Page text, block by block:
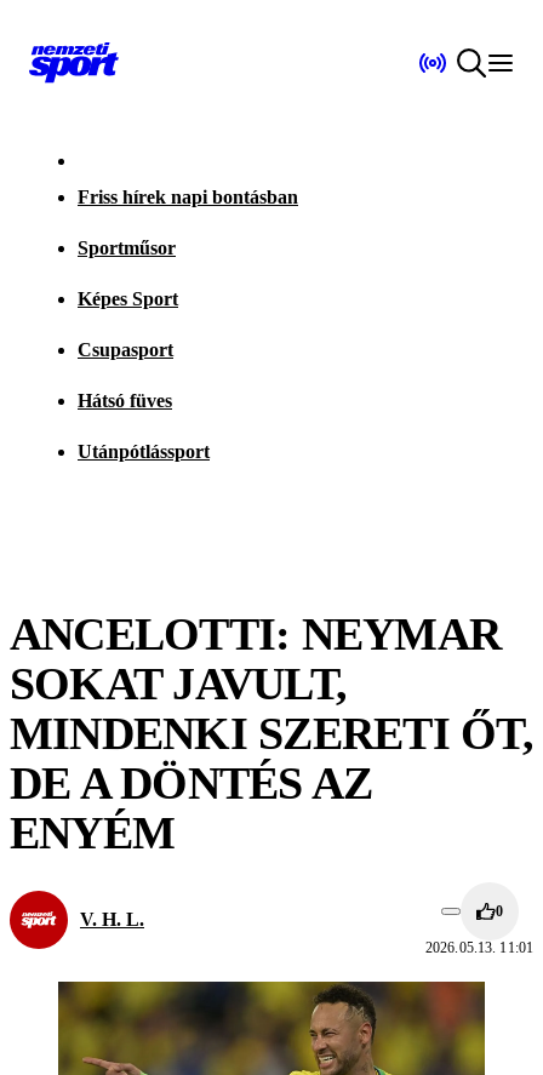
Friss hírek napi bontásban
Sportműsor
Képes Sport
Csupasport
Hátsó füves
Utánpótlássport
ANCELOTTI: NEYMAR
SOKAT JAVULT,
MINDENKI SZERETI ŐT,
DE A DÖNTÉS AZ
ENYÉM
V. H. L. 0
2026.05.13. 11:01